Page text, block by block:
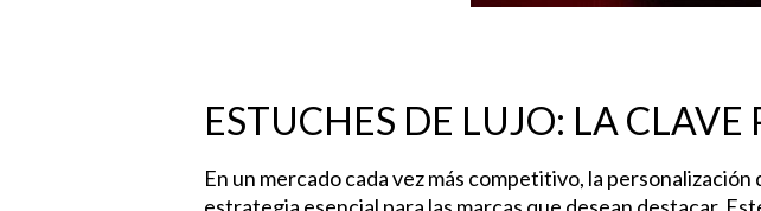
ESTUCHES DE LUJO: LA
En un mercado cada vez más competitivo, la